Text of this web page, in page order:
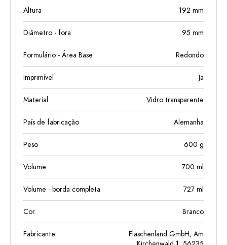
Altura 192 mm
Diâmetro - fora 95 mm
Formulário - Área Base Redondo
Imprimível Ja
Material Vidro transparente
País de fabricação Alemanha
Peso 600 g
Volume 700 ml
Volume - borda completa 727 ml
Cor Branco
Fabricante
Flaschenland GmbH, Am